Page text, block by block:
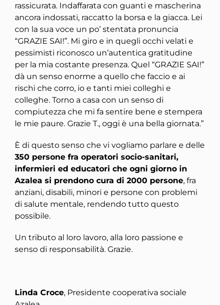
rassicurata. Indaffarata con guanti e mascherina
ancora indossati, raccatto la borsa e la giacca. Lei
con la sua voce un po’ stentata pronuncia
“GRAZIE SAI!”. Mi giro e in quegli occhi velati e
pessimisti riconosco un’autentica gratitudine
per la mia costante presenza. Quel “GRAZIE SAI!”
dà un senso enorme a quello che faccio e ai
rischi che corro, io e tanti miei colleghi e
colleghe. Torno a casa con un senso di
compiutezza che mi fa sentire bene e stempera
le mie paure. Grazie T., oggi è una bella giornata.”
È di questo senso che vi vogliamo parlare e delle
350 persone fra operatori socio-sanitari,
infermieri ed educatori che ogni giorno in
Azalea si prendono cura di 2000 persone, fra
anziani, disabili, minori e persone con problemi
di salute mentale, rendendo tutto questo
possibile.
Un tributo al loro lavoro, alla loro passione e
senso di responsabilità. Grazie.
Linda Croce, Presidente cooperativa sociale